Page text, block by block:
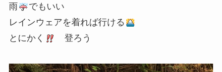
雨
でもいい
レインウェアを着れば行ける
とにかく
登ろう